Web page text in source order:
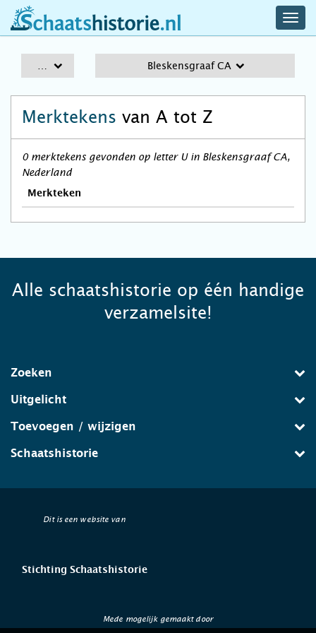
schaatshistorie.nl
Bleskensgraaf CA
Merktekens van A tot Z
0 merktekens gevonden op letter U in Bleskensgraaf CA,
Nederland
Merkteken
Alle schaatshistorie op één handige
verzamelsite!
Zoeken
Uitgelicht
Toevoegen / wijzigen
Schaatshistorie
Dit is een website van
Stichting Schaatshistorie
Mede mogelijk gemaakt door